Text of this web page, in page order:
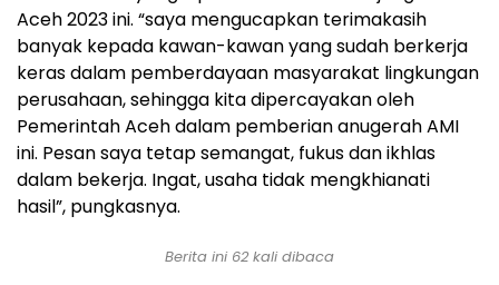
Aceh 2023 ini. “saya mengucapkan terimakasih
banyak kepada kawan-kawan yang sudah berkerja
keras dalam pemberdayaan masyarakat lingkungan
perusahaan, sehingga kita dipercayakan oleh
Pemerintah Aceh dalam pemberian anugerah AMI
ini. Pesan saya tetap semangat, fukus dan ikhlas
dalam bekerja. Ingat, usaha tidak mengkhianati
hasil”, pungkasnya.
Berita ini 62 kali dibaca